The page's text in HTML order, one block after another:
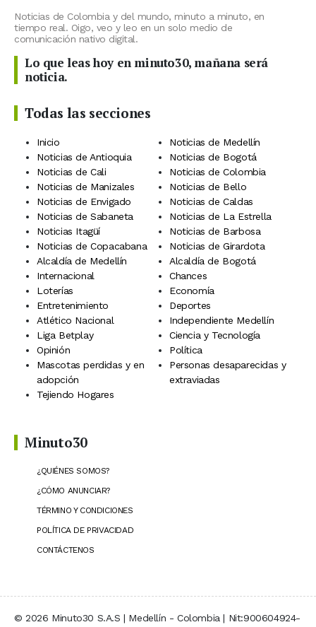
Noticias de Colombia y del mundo, minuto a minuto, en
tiempo real. Oigo, veo y leo en un solo medio de
comunicación nativo digital.
Lo que leas hoy en minuto30, mañana será
noticia.
Todas las secciones
Inicio
Noticias de Medellín
Noticias de Antioquia
Noticias de Bogotá
Noticias de Cali
Noticias de Colombia
Noticias de Manizales
Noticias de Bello
Noticias de Envigado
Noticias de Caldas
Noticias de Sabaneta
Noticias de La Estrella
Noticias Itagüí
Noticias de Barbosa
Noticias de Copacabana
Noticias de Girardota
Alcaldía de Medellín
Alcaldía de Bogotá
Internacional
Chances
Loterías
Economía
Entretenimiento
Deportes
Atlético Nacional
Independiente Medellín
Liga Betplay
Ciencia y Tecnología
Opinión
Política
Mascotas perdidas y en
adopción
Personas desaparecidas y
extraviadas
Tejiendo Hogares
Minuto30
¿QUIÉNES SOMOS?
¿CÓMO ANUNCIAR?
TÉRMINO Y CONDICIONES
POLÍTICA DE PRIVACIDAD
CONTÁCTENOS
© 2026 Minuto30 S.A.S | Medellín - Colombia | Nit:900604924-